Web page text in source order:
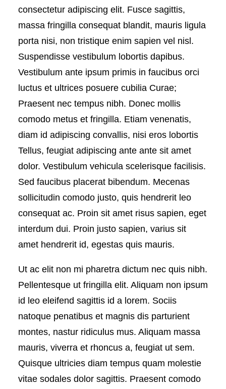
consectetur adipiscing elit. Fusce sagittis,
massa fringilla consequat blandit, mauris ligula
porta nisi, non tristique enim sapien vel nisl.
Suspendisse vestibulum lobortis dapibus.
Vestibulum ante ipsum primis in faucibus orci
luctus et ultrices posuere cubilia Curae;
Praesent nec tempus nibh. Donec mollis
comodo metus et fringilla. Etiam venenatis,
diam id adipiscing convallis, nisi eros lobortis
Tellus, feugiat adipiscing ante ante sit amet
dolor. Vestibulum vehicula scelerisque facilisis.
Sed faucibus placerat bibendum. Mecenas
sollicitudin comodo justo, quis hendrerit leo
consequat ac. Proin sit amet risus sapien, eget
interdum dui. Proin justo sapien, varius sit
amet hendrerit id, egestas quis mauris.
Ut ac elit non mi pharetra dictum nec quis nibh.
Pellentesque ut fringilla elit. Aliquam non ipsum
id leo eleifend sagittis id a lorem. Sociis
natoque penatibus et magnis dis parturient
montes, nastur ridiculus mus. Aliquam massa
mauris, viverra et rhoncus a, feugiat ut sem.
Quisque ultricies diam tempus quam molestie
vitae sodales dolor sagittis. Praesent comodo